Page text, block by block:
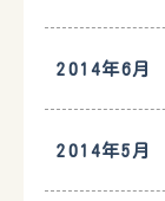
2014年6月
2014年5月